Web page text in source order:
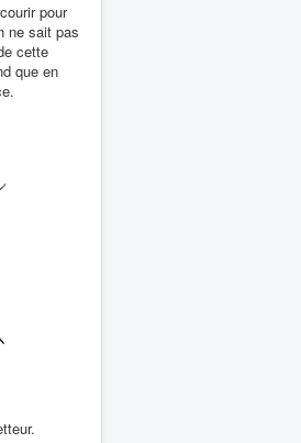
pour
ne sait pas
cette
que en